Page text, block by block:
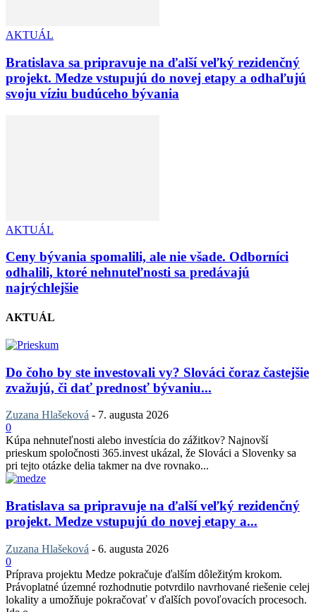
AKTUÁL
Bratislava sa pripravuje na ďalší veľký rezidenčný
projekt. Medze vstupujú do novej etapy a odhaľujú
svoju víziu budúceho bývania
AKTUÁL
Ceny bývania spomalili, ale nie všade. Odborníci
odhalili, ktoré nehnuteľnosti sa predávajú
najrýchlejšie
AKTUÁL
Do čoho by ste investovali vy? Slováci čoraz častejšie
zvažujú, či dať prednosť bývaniu...
Zuzana Hlašeková - 7. augusta 2026
0
Kúpa nehnuteľnosti alebo investícia do zážitkov? Najnovší
prieskum spoločnosti 365.invest ukázal, že Slováci a Slovenky sa
pri tejto otázke delia takmer na dve rovnako...
Bratislava sa pripravuje na ďalší veľký rezidenčný
projekt. Medze vstupujú do novej etapy a...
Zuzana Hlašeková - 6. augusta 2026
0
Príprava projektu Medze pokračuje ďalším dôležitým krokom.
Právoplatné územné rozhodnutie potvrdilo navrhované riešenie celej
lokality a umožňuje pokračovať v ďalších povoľovacích procesoch.